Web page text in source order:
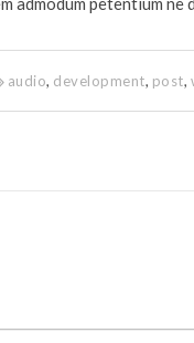
audio, development, post,